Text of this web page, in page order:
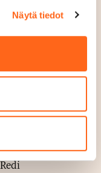
Näytä tiedot
toivottavasti